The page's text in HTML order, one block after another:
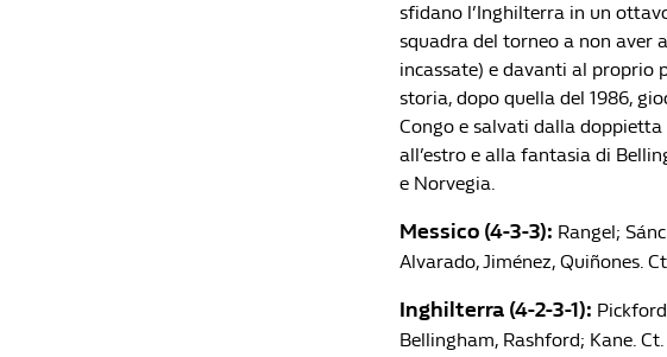
sfidano l’Inghilterra in un
squadra del torneo a non
incassate) e davanti al proprio
storia, dopo quella del 1986,
Congo e salvati dalla
all’estro e alla fantasia di
e Norvegia.
Messico (4-3-3): Rangel;
Alvarado, Jiménez, Quiñones.
Inghilterra (4-2-3-1):
Bellingham, Rashford; Kane. Ct.